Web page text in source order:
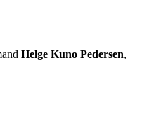
Helge Kuno Pedersen,